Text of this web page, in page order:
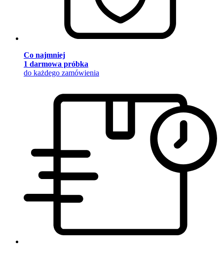
Co najmniej
1 darmowa próbka
do każdego zamówienia